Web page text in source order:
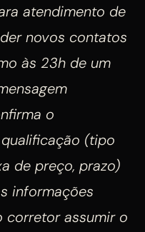
atendimento de
novos contatos
às 23h de um
o
(tipo
de preço, prazo)
informações
corretor assumir o